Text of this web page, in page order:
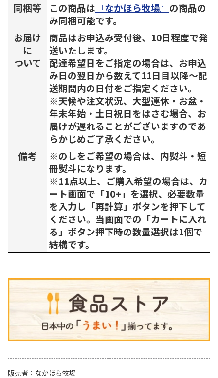
同梱等
この商品は 『なかほら牧場』 の商品の
み同梱可能です。
お届け
に
ついて
商品はお申込み受付後、10日程度で発
送いたします。
配達希望日をご指定の場合は、お申込
み日の翌日から数えて11日目以降～配
送期間内の日付をご指定ください。
※天候や注文状況、大型連休・お盆・
年末年始・土日祝日をはさむ場合、お
届けが遅れることがございますのであ
らかじめご了承ください。
備考
※のしをご希望の場合は、内熨斗・短
冊熨斗になります。
※11点以上、ご購入希望の場合は、カ
ート画面で「10+」を選択、必要数量
を入力し「再計算」ボタンを押下して
ください。当画面での「カートに入れ
る」ボタン押下時の数量選択は1個で
結構です。
販売者
なかほら牧場